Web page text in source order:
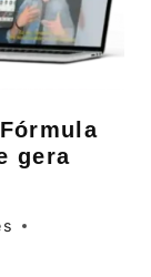
gera